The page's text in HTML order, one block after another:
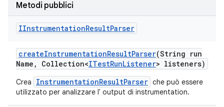
Metodi pubblici
IInstrumentationResultParser
createInstrumentationResultParser(String run
Name , Collection<ITestRunListener> listeners)
Crea InstrumentationResultParser che può essere
utilizzato per analizzare l' output di instrumentation.